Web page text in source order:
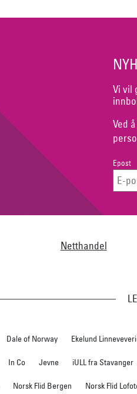
Vi vil
Ved
Epost
Netthandel
Dale of Norway Ekelund
In Co Jevne iULL fra Stavanger
Norsk Flid Bergen Norsk Flid